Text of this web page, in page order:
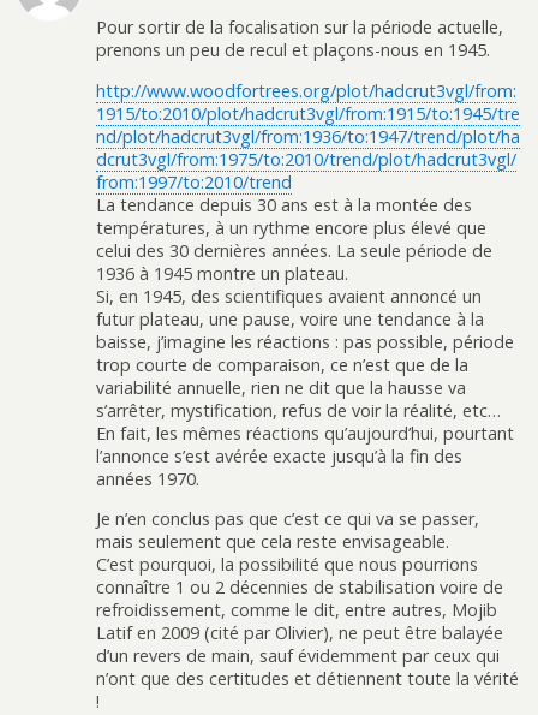
Pour sortir de la focalisation sur la période actuelle,
prenons un peu de recul et plaçons-nous en 1945.
http://www.woodfortrees.org/plot/hadcrut3vgl/from:
1915/to:2010/plot/hadcrut3vgl/from:1915/to:1945/tre
nd/plot/hadcrut3vgl/from:1936/to:1947/trend/plot/ha
dcrut3vgl/from:1975/to:2010/trend/plot/hadcrut3vgl/
from:1997/to:2010/trend
La tendance depuis 30 ans est à la montée des
températures, à un rythme encore plus élevé que
celui des 30 dernières années. La seule période de
1936 à 1945 montre un plateau.
Si, en 1945, des scientifiques avaient annoncé un
futur plateau, une pause, voire une tendance à la
baisse, j’imagine les réactions : pas possible, période
trop courte de comparaison, ce n’est que de la
variabilité annuelle, rien ne dit que la hausse va
s’arrêter, mystification, refus de voir la réalité, etc…
En fait, les mêmes réactions qu’aujourd’hui, pourtant
l’annonce s’est avérée exacte jusqu’à la fin des
années 1970.
Je n’en conclus pas que c’est ce qui va se passer,
mais seulement que cela reste envisageable.
C’est pourquoi, la possibilité que nous pourrions
connaître 1 ou 2 décennies de stabilisation voire de
refroidissement, comme le dit, entre autres, Mojib
Latif en 2009 (cité par Olivier), ne peut être balayée
d’un revers de main, sauf évidemment par ceux qui
n’ont que des certitudes et détiennent toute la vérité
!